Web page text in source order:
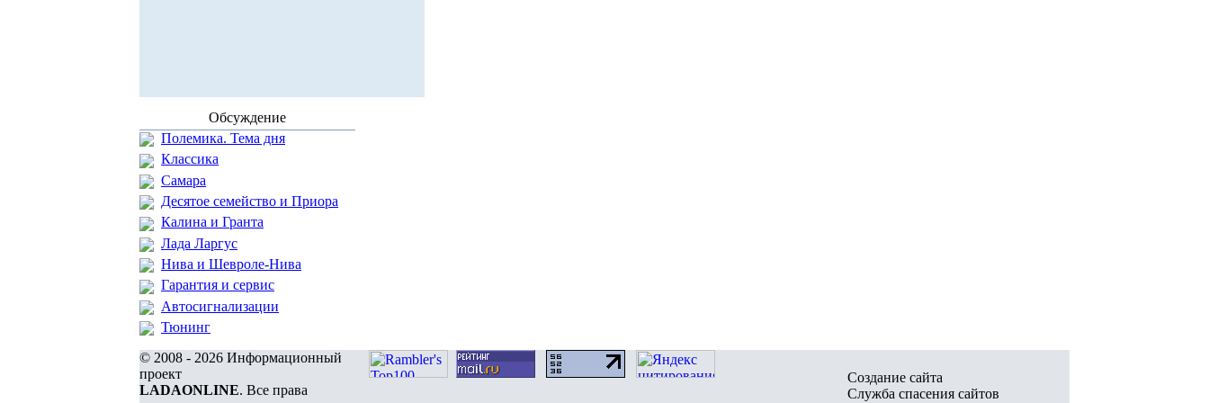
Обсуждение
Полемика. Тема дня
Классика
Самара
Десятое семейство и Приора
Калина и Гранта
Лада Ларгус
Нива и Шевроле-Нива
Гарантия и сервис
Автосигнализации
Тюнинг
© 2008 - 2026 Информационный
проект
LADAONLINE. Все права
Создание сайта
Служба спасения сайтов